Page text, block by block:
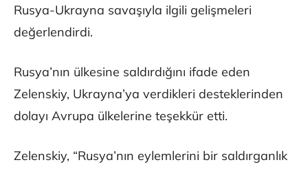
Rusya-Ukrayna savaşıyla ilgili gelişmeleri
değerlendirdi.
Rusya’nın ülkesine saldırdığını ifade eden
Zelenskiy, Ukrayna’ya verdikleri desteklerinden
dolayı Avrupa ülkelerine teşekkür etti.
Zelenskiy, “Rusya’nın eylemlerini bir saldırganlık